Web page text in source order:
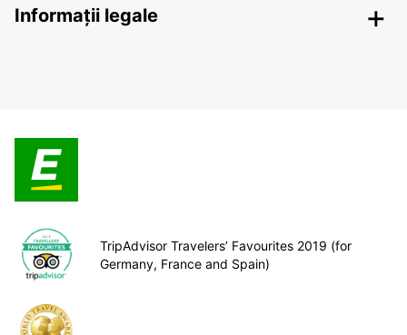
Informații legale
TripAdvisor Travelers’ Favourites 2019 (for
Germany, France and Spain)